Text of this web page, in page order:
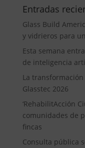
Entradas
Glass Build
y vidrieros para
Esta semana
de inteligencia
La
Glasstec 2026
‘RehabilitAcción
comunidades de
fincas
Consulta pública